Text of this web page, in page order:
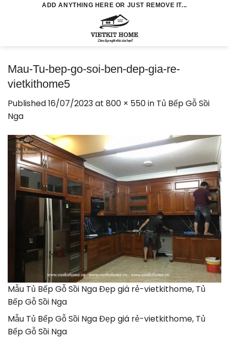
ADD ANYTHING HERE OR JUST REMOVE IT...
Mau-Tu-bep-go-soi-ben-dep-gia-re-
vietkithome5
Published16/07/2023at 800 × 550in Tủ Bếp Gỗ Sồi
Nga
Mẫu Tủ Bếp Gỗ Sồi Nga Đẹp giá rẻ-vietkithome, Tủ
Bếp Gỗ Sồi Nga
Mẫu Tủ Bếp Gỗ Sồi Nga Đẹp giá rẻ-vietkithome, Tủ
Bếp Gỗ Sồi Nga